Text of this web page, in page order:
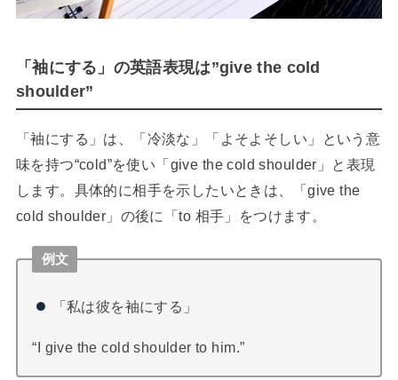
「袖にする」の英語表現は”give the cold
shoulder”
「袖にする」は、「冷淡な」「よそよそしい」という意
味を持つ“cold”を使い「give the cold shoulder」と表現
します。具体的に相手を示したいときは、「give the
cold shoulder」の後に「to 相手」をつけます。
例文
「私は彼を袖にする」
“I give the cold shoulder to him.”